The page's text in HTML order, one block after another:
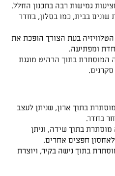
גמישות רבה בתכנון החלל.
שונים בבית, כמו בסלון, בחדר
בעת הצורך הופכת את
ומפתיעה.
המוסתרת בתוך הרהיט מוגנת
בתוך ארון, שניתן לעצב
בחדר.
מוסתרת בתוך שידה, וניתן
חפצים אחרים.
בתוך נישה בקיר, ויוצרת